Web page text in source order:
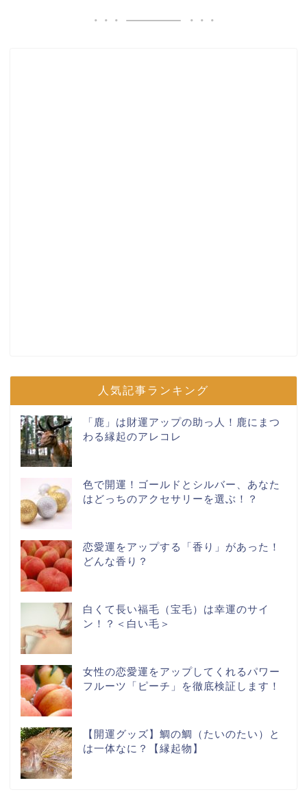
人気記事ランキング
「鹿」は財運アップの助っ人！鹿にまつ
わる縁起のアレコレ
色で開運！ゴールドとシルバー、あなた
はどっちのアクセサリーを選ぶ！？
恋愛運をアップする「香り」があった！
どんな香り？
白くて長い福毛（宝毛）は幸運のサイ
ン！？＜白い毛＞
女性の恋愛運をアップしてくれるパワー
フルーツ「ピーチ」を徹底検証します！
【開運グッズ】鯛の鯛（たいのたい）と
は一体なに？【縁起物】